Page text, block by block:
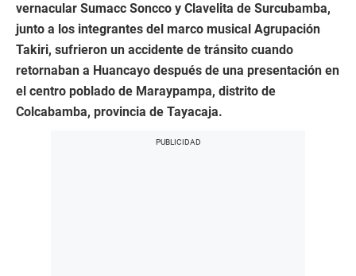
vernacular Sumacc Soncco y Clavelita de Surcubamba,
junto a los integrantes del marco musical Agrupación
Takiri, sufrieron un accidente de tránsito cuando
retornaban a Huancayo después de una presentación en
el centro poblado de Maraypampa, distrito de
Colcabamba, provincia de Tayacaja.